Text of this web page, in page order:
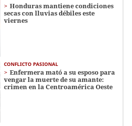
Honduras mantiene condiciones
secas con lluvias débiles este
viernes
CONFLICTO PASIONAL
Enfermera mató a su esposo para
vengar la muerte de su amante:
crimen en la Centroamérica Oeste